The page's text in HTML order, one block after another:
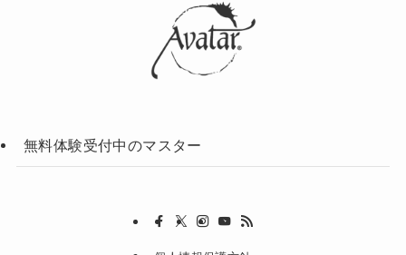
無料体験受付中のマスター